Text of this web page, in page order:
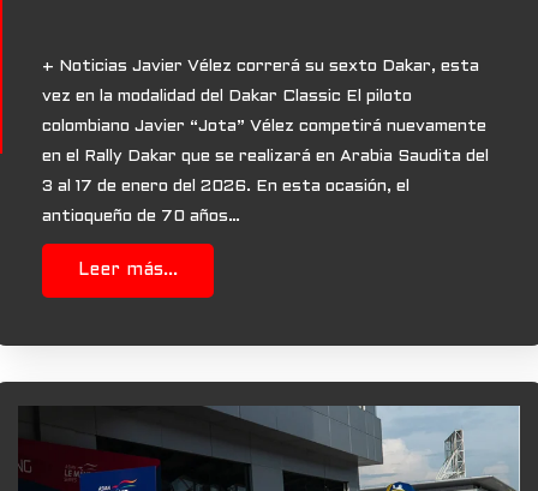
+ Noticias Javier Vélez correrá su sexto Dakar, esta
vez en la modalidad del Dakar Classic El piloto
colombiano Javier “Jota” Vélez competirá nuevamente
en el Rally Dakar que se realizará en Arabia Saudita del
3 al 17 de enero del 2026. En esta ocasión, el
antioqueño de 70 años…
Leer más...